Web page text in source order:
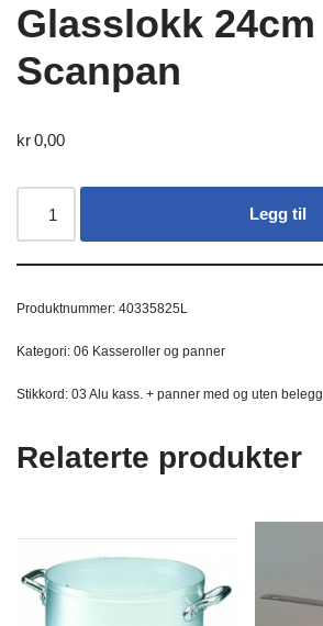
Glasslokk 24cm
Scanpan
kr0,00
Legg til
Produktnummer: 40335825L
Kategori: 06 Kasseroller og panner
Stikkord: 03 Alu kass. + panner med og uten belegg
Relaterte produkter